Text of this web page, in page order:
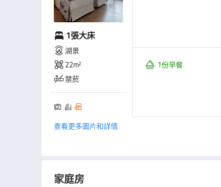
1張大床
湖景
22㎡
禁菸
查看更多圖片和詳情
1份早餐
家庭房